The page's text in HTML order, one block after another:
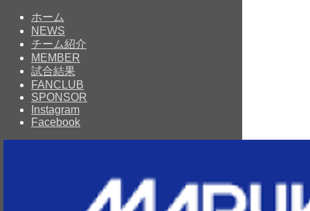
ホーム
NEWS
チーム紹介
MEMBER
試合結果
FANCLUB
SPONSOR
Instagram
Facebook